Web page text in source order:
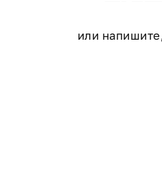
или